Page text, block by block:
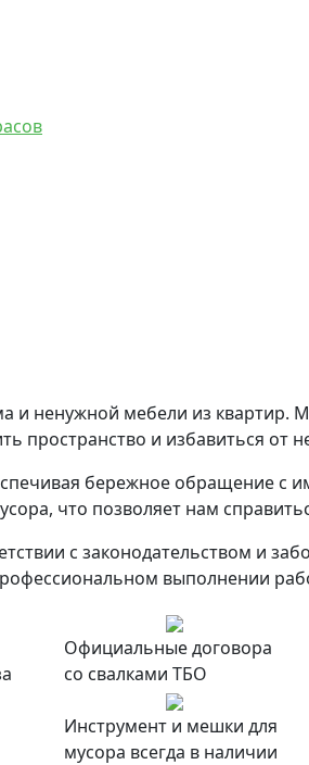
и ненужной мебели из квартир.
пространство и избавиться от
бережное обращение с
что позволяет нам
с законодательством и
выполнении
Официальные договора
со свалками ТБО
Инструмент и мешки для
мусора всегда в наличии